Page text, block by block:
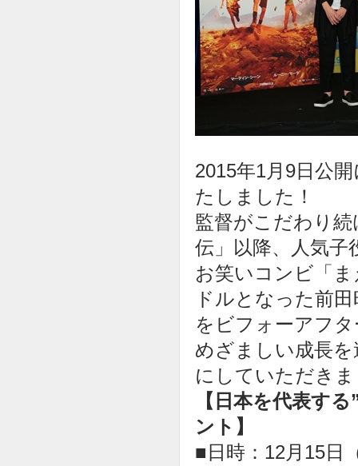
2015年1月9日公
たしました！
監督がこだわり続
伝」以降、人気子
お笑いコンビ「
ドルとなった前
をビフォーアフ
めざましい成長
にしていただき
【日本を代表す
ント】
■日時：12月15日